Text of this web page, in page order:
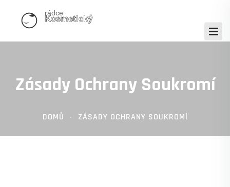
Zásady Ochrany Soukromí
DOMŮ ZÁSADY OCHRANY SOUKROMÍ